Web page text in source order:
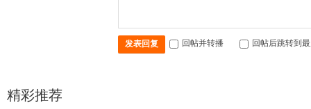
发表回复 回帖并转播 回帖后跳转到
精彩推荐